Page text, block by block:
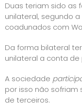
Duas teriam sido as
unilateral, segundo
coadunados com
Da forma bilateral
unilateral a conta
A sociedade
por isso não
de terceiros.